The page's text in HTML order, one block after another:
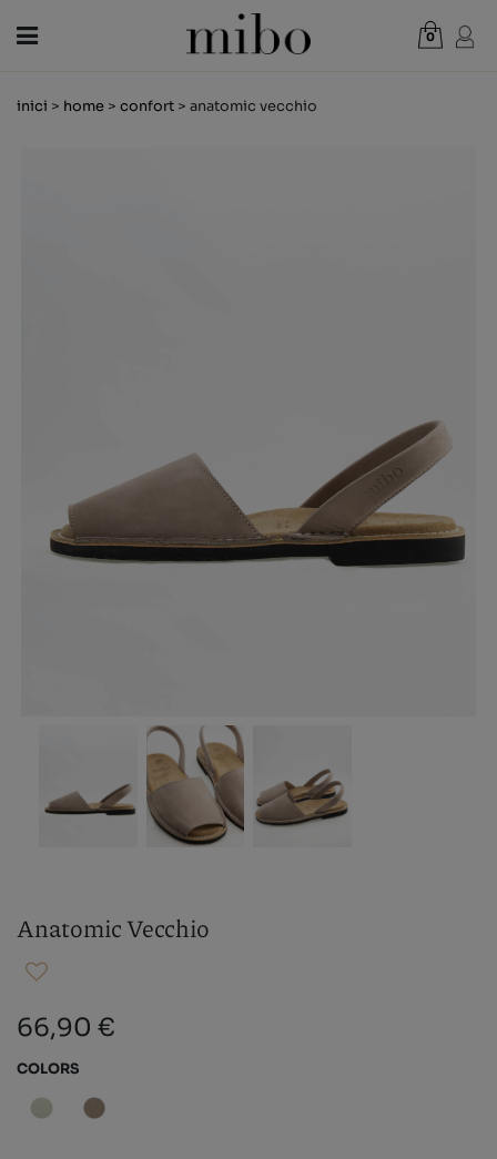
0
VEURE CISTELLA
inici > home > confort > anatomic vecchio
Anatomic Vecchio
66,90 €
COLORS